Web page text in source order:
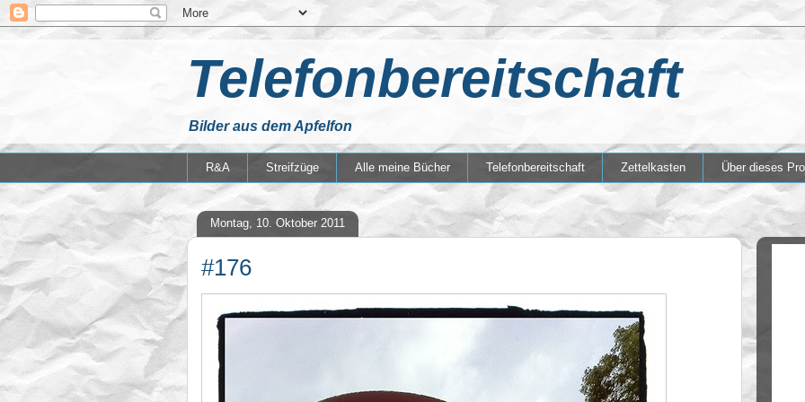
Telefonbereitschaft
Bilder aus dem Apfelfon
R&A Streifzüge Alle meine Bücher Telefonbereitschaft Zettelkasten Über dieses
Montag, 10. Oktober 2011
#176